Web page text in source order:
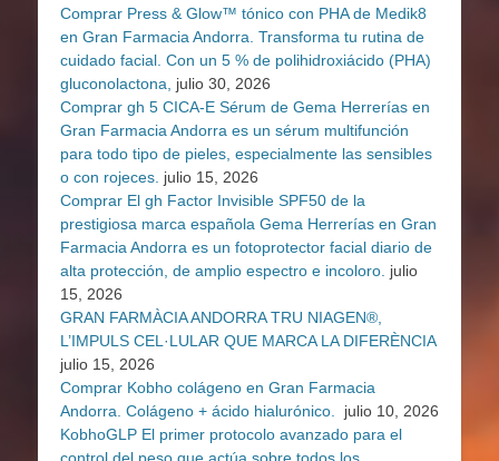
Comprar Press & Glow™ tónico con PHA de Medik8
en Gran Farmacia Andorra. Transforma tu rutina de
cuidado facial. Con un 5 % de polihidroxiácido (PHA)
gluconolactona,
julio 30, 2026
Comprar gh 5 CICA-E Sérum de Gema Herrerías en
Gran Farmacia Andorra es un sérum multifunción
para todo tipo de pieles, especialmente las sensibles
o con rojeces. julio 15, 2026
Comprar El gh Factor Invisible SPF50 de la
prestigiosa marca española Gema Herrerías en Gran
Farmacia Andorra es un fotoprotector facial diario de
alta protección, de amplio espectro e incoloro. julio
15, 2026
GRAN FARMÀCIA ANDORRA TRU NIAGEN®,
L’IMPULS CEL·LULAR QUE MARCA LA DIFERÈNCIA
julio 15, 2026
Comprar Kobho colágeno en Gran Farmacia
Andorra. Colágeno + ácido hialurónico.
julio 10, 2026
KobhoGLP El primer protocolo avanzado para el
control del peso que actúa sobre todos los